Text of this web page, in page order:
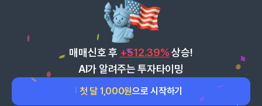
매매신호 후 +512.39% 상승!
AI가 알려주는 투자타이밍
첫 달 1,000원으로 시작하기